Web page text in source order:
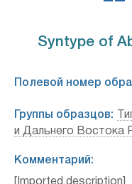
Syntype of
Полевой номер
Группы образцов:
и Дальнего Востока
Комментарий:
[Imported description]